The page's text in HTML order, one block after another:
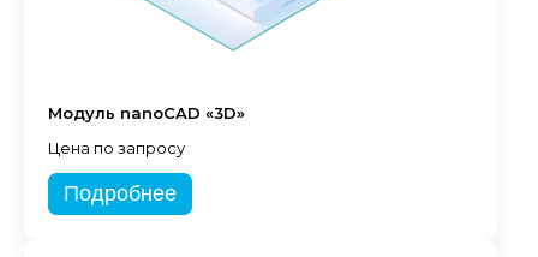
Модуль nanoCAD «3D»
Цена по запросу
Подробнее